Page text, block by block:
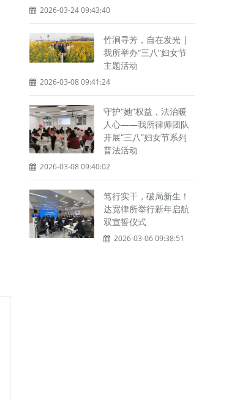
2026-03-24 09:43:40
竹涧寻芳，自在发光 |
我所举办“三八”妇女节
主题活动
2026-03-08 09:41:24
守护“她”权益，法治暖
人心——我所律师团队
开展“三八”妇女节系列
普法活动
2026-03-08 09:40:02
笃行实干，破局新生！
达宽律所举行新年启航
双宣誓仪式
2026-03-06 09:38:51